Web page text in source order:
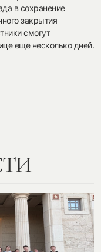
в сохранение
закрытия
смогут
еще несколько дней.